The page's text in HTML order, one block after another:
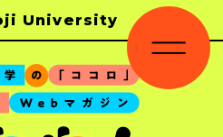
University